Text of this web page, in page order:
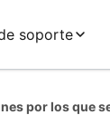
soporte